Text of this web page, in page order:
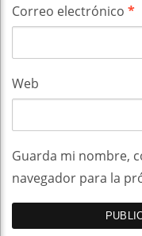
Correo electrónico *
Web
Guarda mi nombre,
navegador para la